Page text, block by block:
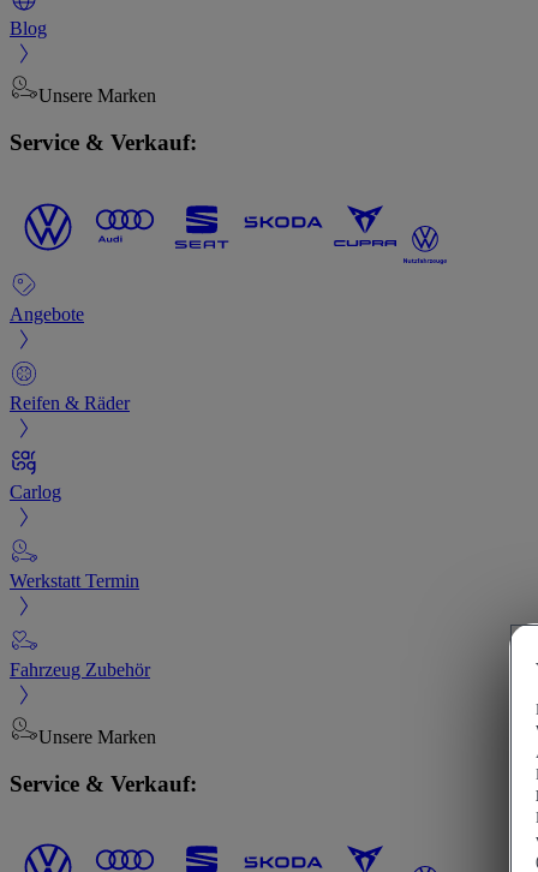
Blog
Unsere Marken
Service & Verkauf:
Angebote
Reifen & Räder
Carlog
Werkstatt Termin
Fahrzeug Zubehör
Unsere Marken
Service & Verkauf: